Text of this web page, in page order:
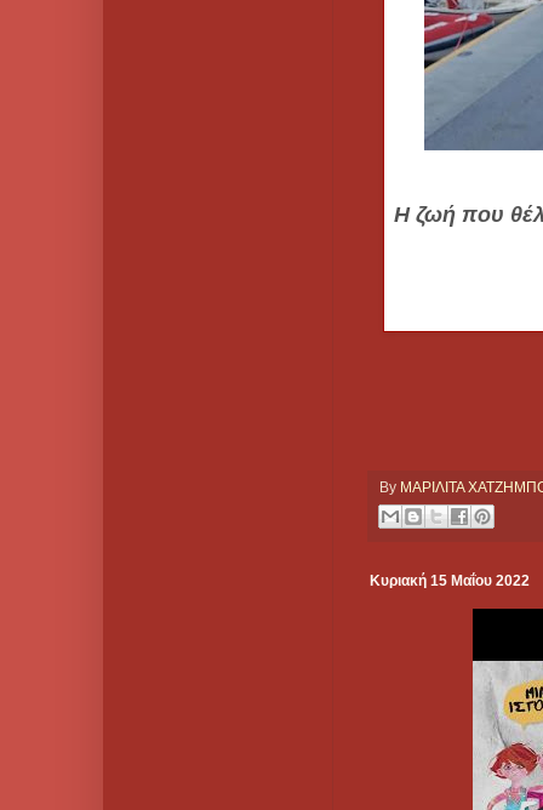
Η ζωή που
By ΜΑΡΙΛΙΤΑ
Κυριακή 15 Μαΐου 2022